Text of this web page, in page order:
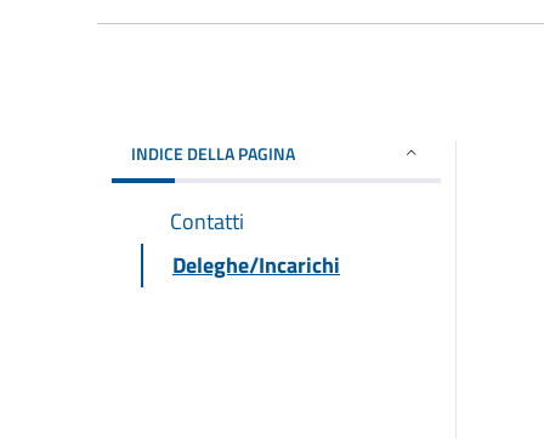
INDICE DELLA PAGINA
Contatti
Deleghe/Incarichi